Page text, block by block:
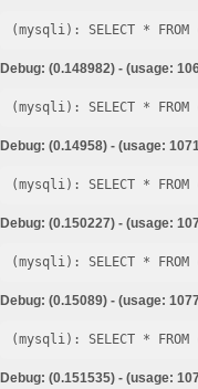
Debug: (0.148982) - (usage:
Debug: (0.14958) - (usage:
Debug: (0.150227) - (usage:
Debug: (0.15089) - (usage:
Debug: (0.151535) - (usage: